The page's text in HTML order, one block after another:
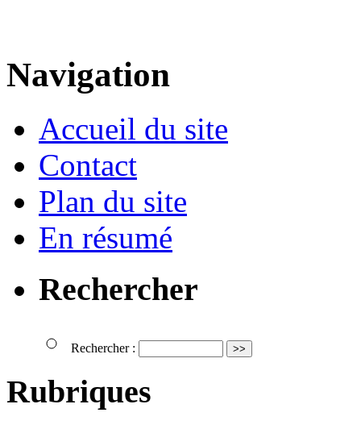
Navigation
Accueil du site
Contact
Plan du site
En résumé
Rechercher
Rechercher :
Rubriques